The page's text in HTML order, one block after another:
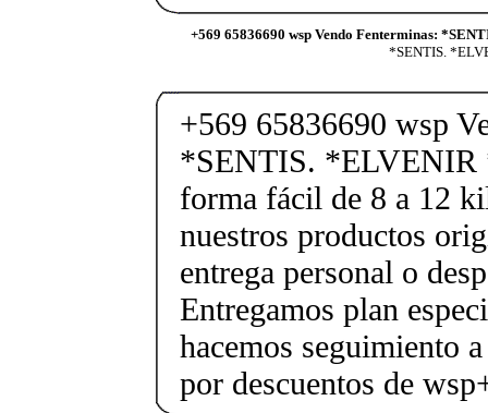
+569 65836690 wsp Vendo Fenterminas:
*SENTIS.
+569 65836690 wsp
*SENTIS. *ELVENIR
forma fácil de 8 a 12
nuestros productos
entrega personal o
Entregamos plan
hacemos seguimiento
por descuentos de